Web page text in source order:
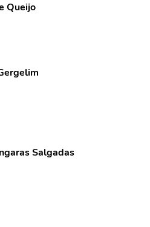
Queijo
Salgadas